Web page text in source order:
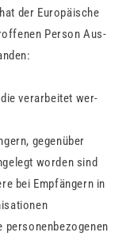
der Eu­ro­päi­sche
Per­son Aus­
ver­ar­bei­tet wer­
ge­gen­über
wor­den sind
bei Emp­fän­gern in
per­so­nen­be­zo­ge­nen